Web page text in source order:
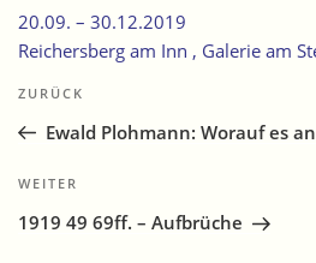
20.09. – 30.12.2019
Reichersberg am Inn , Galerie am
Beitragsnavigation
Vorheriger
Beitrag
ZURÜCK
Ewald Plohmann: Worauf es
Nächster
Beitrag
WEITER
1919 49 69ff. – Aufbrüche